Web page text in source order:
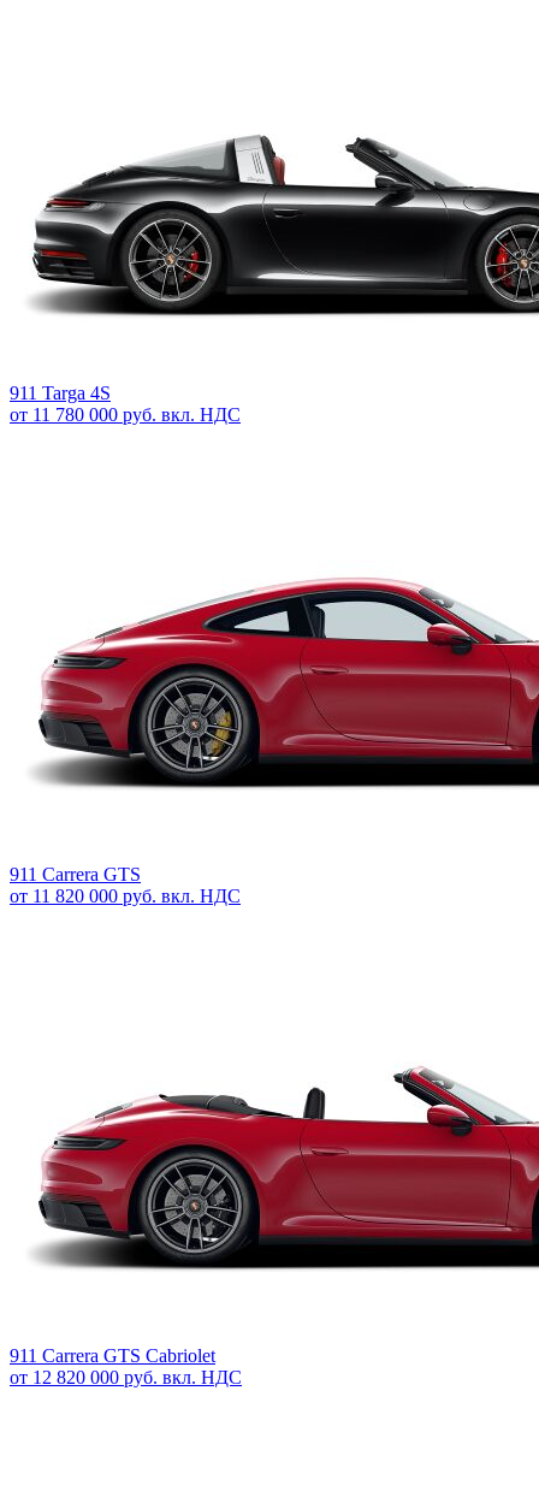
911 Targa 4S
от 11 780 000 руб. вкл. НДС
911 Carrera GTS
от 11 820 000 руб. вкл. НДС
911 Carrera GTS Cabriolet
от 12 820 000 руб. вкл. НДС